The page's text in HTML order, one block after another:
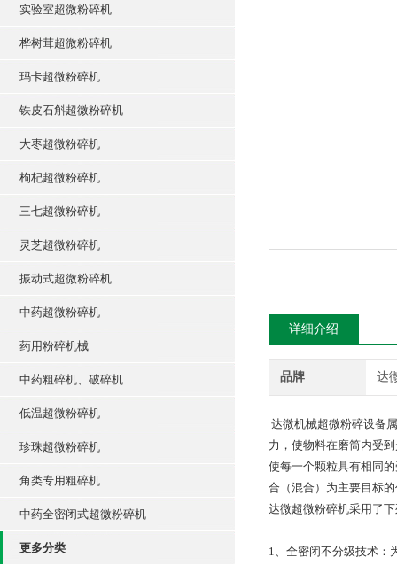
实验室超微粉碎机
桦树茸超微粉碎机
玛卡超微粉碎机
铁皮石斛超微粉碎机
大枣超微粉碎机
枸杞超微粉碎机
三七超微粉碎机
灵芝超微粉碎机
振动式超微粉碎机
中药超微粉碎机
药用粉碎机械
中药粗碎机、破碎机
低温超微粉碎机
珍珠超微粉碎机
角类专用粗碎机
中药全密闭式超微粉碎机
更多分类
详细介绍
品牌 达
达微机械超微粉碎设备
力，使物料在磨筒内受
使每一个颗粒具有相同
合（混合）为主要目标
达微超微粉碎机采用了
1、全密闭不分级技术：